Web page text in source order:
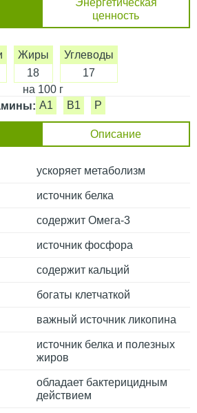
ценность
Жиры
18
Углеводы
17
на 100 г
A1 B1 P
Описание
ускоряет метаболизм
источник белка
содержит Омега-3
источник фосфора
содержит кальций
богаты клетчаткой
важный источник ликопина
источник белка и полезных
жиров
обладает бактерицидным
действием